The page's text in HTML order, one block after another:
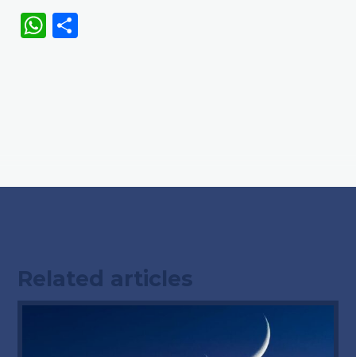
WhatsApp
Related articles